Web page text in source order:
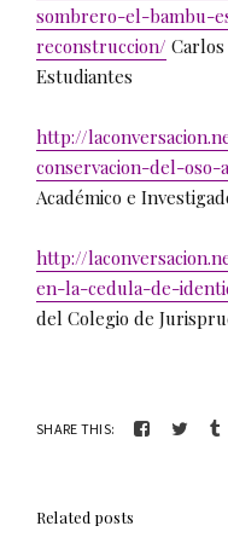
sombrero-el-bambu-
reconstruccion/
Estudiantes
http://
conservacion-del-oso-
Académico e
http://
en-la-cedula-de-
del Colegio de
SHARE THIS:
Related posts